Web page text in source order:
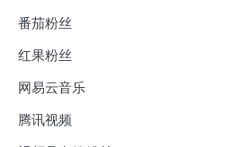
番茄粉丝
红果粉丝
网易云音乐
腾讯视频